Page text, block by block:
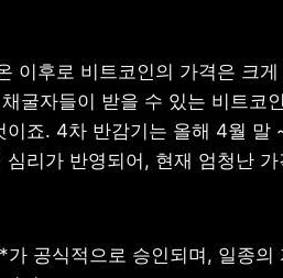
이후로 비트코인의 가격은 크
굴자들이 받을 수 있는 비트코
죠. 4차 반감기는 올해 4월 말
리가 반영되어, 현재 엄청난
공식적으로 승인되며, 일종의